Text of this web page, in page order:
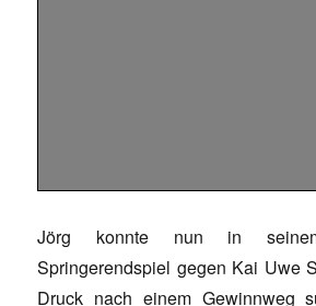
Jörg konnte nun in
Springerendspiel gegen Kai Uwe
Druck nach einem Gewinnweg